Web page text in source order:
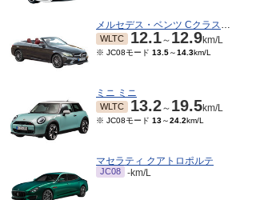
メルセデス・ベンツ Cクラスカブリオレ
WLTC 12.1～ 12.9km/L
※ JC08モード 13.5～14.3km/L
ミニ ミニ
WLTC 13.2～ 19.5km/L
※ JC08モード 13～24.2km/L
マセラティ クアトロポルテ
JC08 -km/L